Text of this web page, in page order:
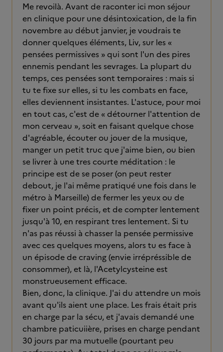
Me revoilà. Avant de raconter ici mon séjour
en clinique pour une désintoxication, de la fin
novembre au début janvier, je voudrais te
donner quelques éléments, Liv, sur les «
pensées permissives » qui sont l'un des pires
ennemis pendant les sevrages. La plupart du
temps, ces pensées sont temporaires : mais si
tu te fixe sur elles, si tu les combats en face,
elles deviennent insistantes. L'astuce, pour moi
en tout cas, c'est de « détourner l'attention de
mon cerveau », soit en faisant quelque chose
d'agréable, écouter ou jouer de la musique,
manger un petit truc que j'aime bien, ou bien
se livrer à une tres courte méditation : le
principe est de se poser (on peut rester
debout, je l'ai même pratiqué une fois dans le
métro à Marseille) de fermer les yeux ou de
fixer un point précis, et de compter lentement
jusqu'à 10, en respirant tres lentement. Si tu
n'as pas réussi à chasser la pensée permissive
avec ces quelques moyens, alors tu es face à
un épisode de craving (envie irrépréssible de
consommer), et là, l'Acetylcysteine est
monstrueusement efficace.
Bien, donc, la clinique. J'ai du attendre un mois
avant qu'ils aient une place. Les frais était pris
en charge par la sécu, et j'avais demandé une
chambre paticuiière, prises en charge pendant
30 jours par ma mutuelle (pourtant peu